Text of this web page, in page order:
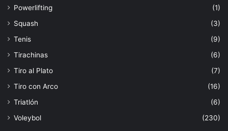
Powerlifting
(1)
Squash
(3)
Tenis
(9)
Tirachinas
(6)
Tiro al Plato
(7)
Tiro con Arco
(16)
Triatlón
(6)
Voleybol
(230)